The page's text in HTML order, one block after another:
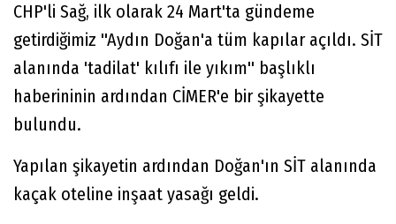
CHP'li Sağ, ilk olarak 24 Mart'ta gündeme
getirdiğimiz ''Aydın Doğan'a tüm kapılar açıldı. SİT
alanında 'tadilat' kılıfı ile yıkım'' başlıklı
haberininin ardından CİMER'e bir şikayette
bulundu.
Yapılan şikayetin ardından Doğan'ın SİT alanında
kaçak oteline inşaat yasağı geldi.